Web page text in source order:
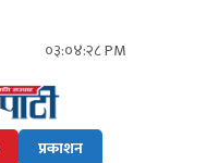
०३:०४:२८ PM
प्रकाशन